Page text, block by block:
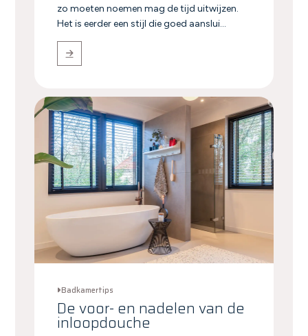
zo moeten noemen mag de tijd uitwijzen.
Het is eerder een stijl die goed aanslui...
Badkamertips
De voor- en nadelen van de
inloopdouche